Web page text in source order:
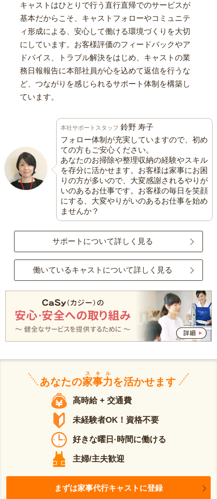
キャストはひとりで行う直行直帰でのサービスが
基本だからこそ、キャストフォローやコミュニテ
ィ形成による、安心して働ける環境づくりを大切
にしています。お客様評価のフィードバックやア
ドバイス、トラブル解決をはじめ、キャストの業
務日報報告に本部社員が心を込めて返信を行うな
ど、つながりを感じられるサポート体制を構築し
ています。
本社サポートスタッフ 鈴野 寿子
フォロー体制が充実していますので、初め
ての方もご安心ください。
あなたのお掃除や整理収納の経験やスキル
を存分に活かせます。お客様は家事にお困
りの方が多いので、大変感謝されるやりが
いのあるお仕事です。お客様の毎日を笑顔
にする、大変やりがいのあるお仕事を始め
ませんか？
サポートについて詳しく見る
働いているキャストについて詳しく見る
あなたの家事力
スキル
を活かせます
高時給 + 交通費
未経験者OK！資格不要
好きな曜日·時間に働ける
主婦/主夫歓迎
まずは家事代行キャストに登録